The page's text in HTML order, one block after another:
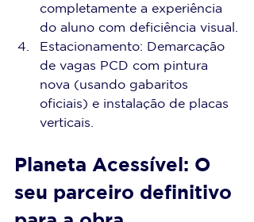
completamente a experiência
do aluno com deficiência visual.
Estacionamento: Demarcação
de vagas PCD com pintura
nova (usando gabaritos
oficiais) e instalação de placas
verticais.
Planeta Acessível: O
seu parceiro definitivo